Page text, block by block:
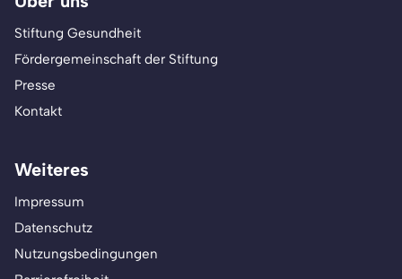
Stiftung Gesundheit
Fördergemeinschaft der Stiftung
Presse
Kontakt
Weiteres
Impressum
Datenschutz
Nutzungsbedingungen